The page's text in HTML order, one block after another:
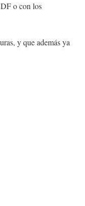
o con los
y que además ya